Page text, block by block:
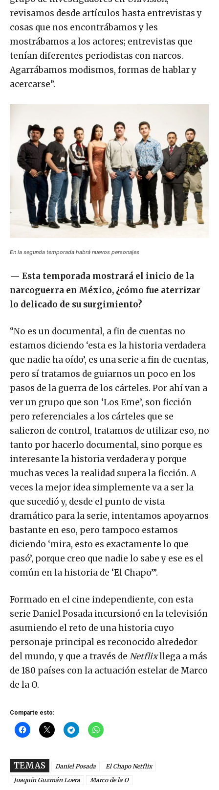
revisamos desde artículos hasta entrevistas y
cosas que nos encontrábamos y les
mostrábamos a los actores; entrevistas que
tenían diferentes periodistas con narcos.
Agarrábamos modismos, formas de hablar y
acercarse”.
En la segunda temporada habrá nuevos personajes
— Esta temporada mostrará el inicio de la
narcoguerra en México, ¿cómo fue aterrizar
lo delicado de su surgimiento?
“No es un documental, a fin de cuentas no
estamos diciendo ‘esta es la historia verdadera
que nadie ha oído’, es una serie a fin de cuentas,
pero sí tratamos de guiarnos un poco en los
pasos de la guerra de los cárteles. Por ahí van a
ver un grupo que son ‘Los Eme’, son ficción
pero referenciales a los cárteles que se
salieron de control, tratamos de utilizar eso, no
tanto por hacerlo documental, sino porque es
interesante la historia verdadera y porque
muchas veces la realidad supera la ficción. A
veces la mejor idea simplemente va a ser la
que sucedió y, desde el punto de vista
dramático para la serie, intentamos apoyarnos
bastante en eso, pero tampoco estamos
diciendo ‘mira, esto es exactamente lo que
pasó’, porque creo que nadie lo sabe y ese es el
común en la historia de ‘El Chapo’”.
Formado en el cine independiente, con esta
serie Daniel Posada incursionó en la televisión
asumiendo el reto de una historia cuyo
personaje principal es reconocido alrededor
del mundo, y que a través de Netflixllega a más
de 180 países con la actuación estelar de Marco
de la O.
Comparte esto:
TEMAS Daniel Posada
El Chapo Netflix
Joaquín Guzmán Loera
Marco de la O